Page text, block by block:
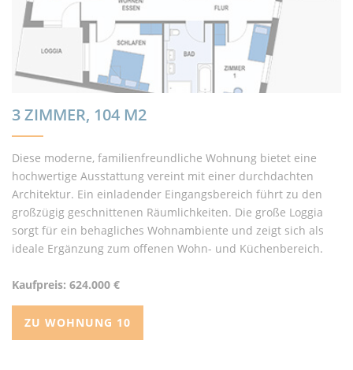
3 ZIMMER, 104 M2
Diese moderne, familienfreundliche Wohnung bietet eine
hochwertige Ausstattung vereint mit einer durchdachten
Architektur. Ein einladender Eingangsbereich führt zu den
großzügig geschnittenen Räumlichkeiten. Die große Loggia
sorgt für ein behagliches Wohnambiente und zeigt sich als
ideale Ergänzung zum offenen Wohn- und Küchenbereich.
Kaufpreis: 624.000 €
ZU WOHNUNG 10